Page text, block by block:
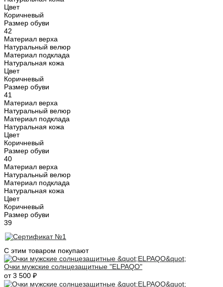
Цвет
Коричневый
Размер обуви
42
Материал верха
Натуральный велюр
Материал подклада
Натуральная кожа
Цвет
Коричневый
Размер обуви
41
Материал верха
Натуральный велюр
Материал подклада
Натуральная кожа
Цвет
Коричневый
Размер обуви
40
Материал верха
Натуральный велюр
Материал подклада
Натуральная кожа
Цвет
Коричневый
Размер обуви
39
С этим товаром покупают
Очки мужские солнцезащитные "ELPAQO"
от 3 500 ₽